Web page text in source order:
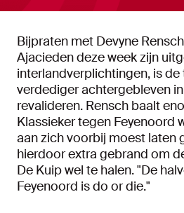
Bijpraten met Devyne
Ajacieden deze week zijn
interlandverplichtingen, is
verdediger achtergebleven
revalideren. Rensch baalt
Klassieker tegen Feyenoord
aan zich voorbij moest laten
hierdoor extra gebrand om
De Kuip wel te halen. "De
Feyenoord is do or die."